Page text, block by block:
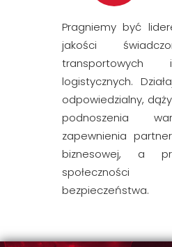
Pragniemy być
jakości
transportowych
logistycznych.
odpowiedzialny,
podnoszenia
zapewnienia
biznesowej, a
bezpieczeństwa.